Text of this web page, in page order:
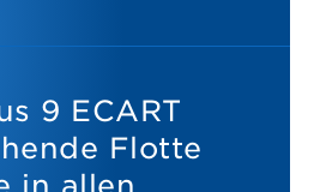
9 ECART
Flotte